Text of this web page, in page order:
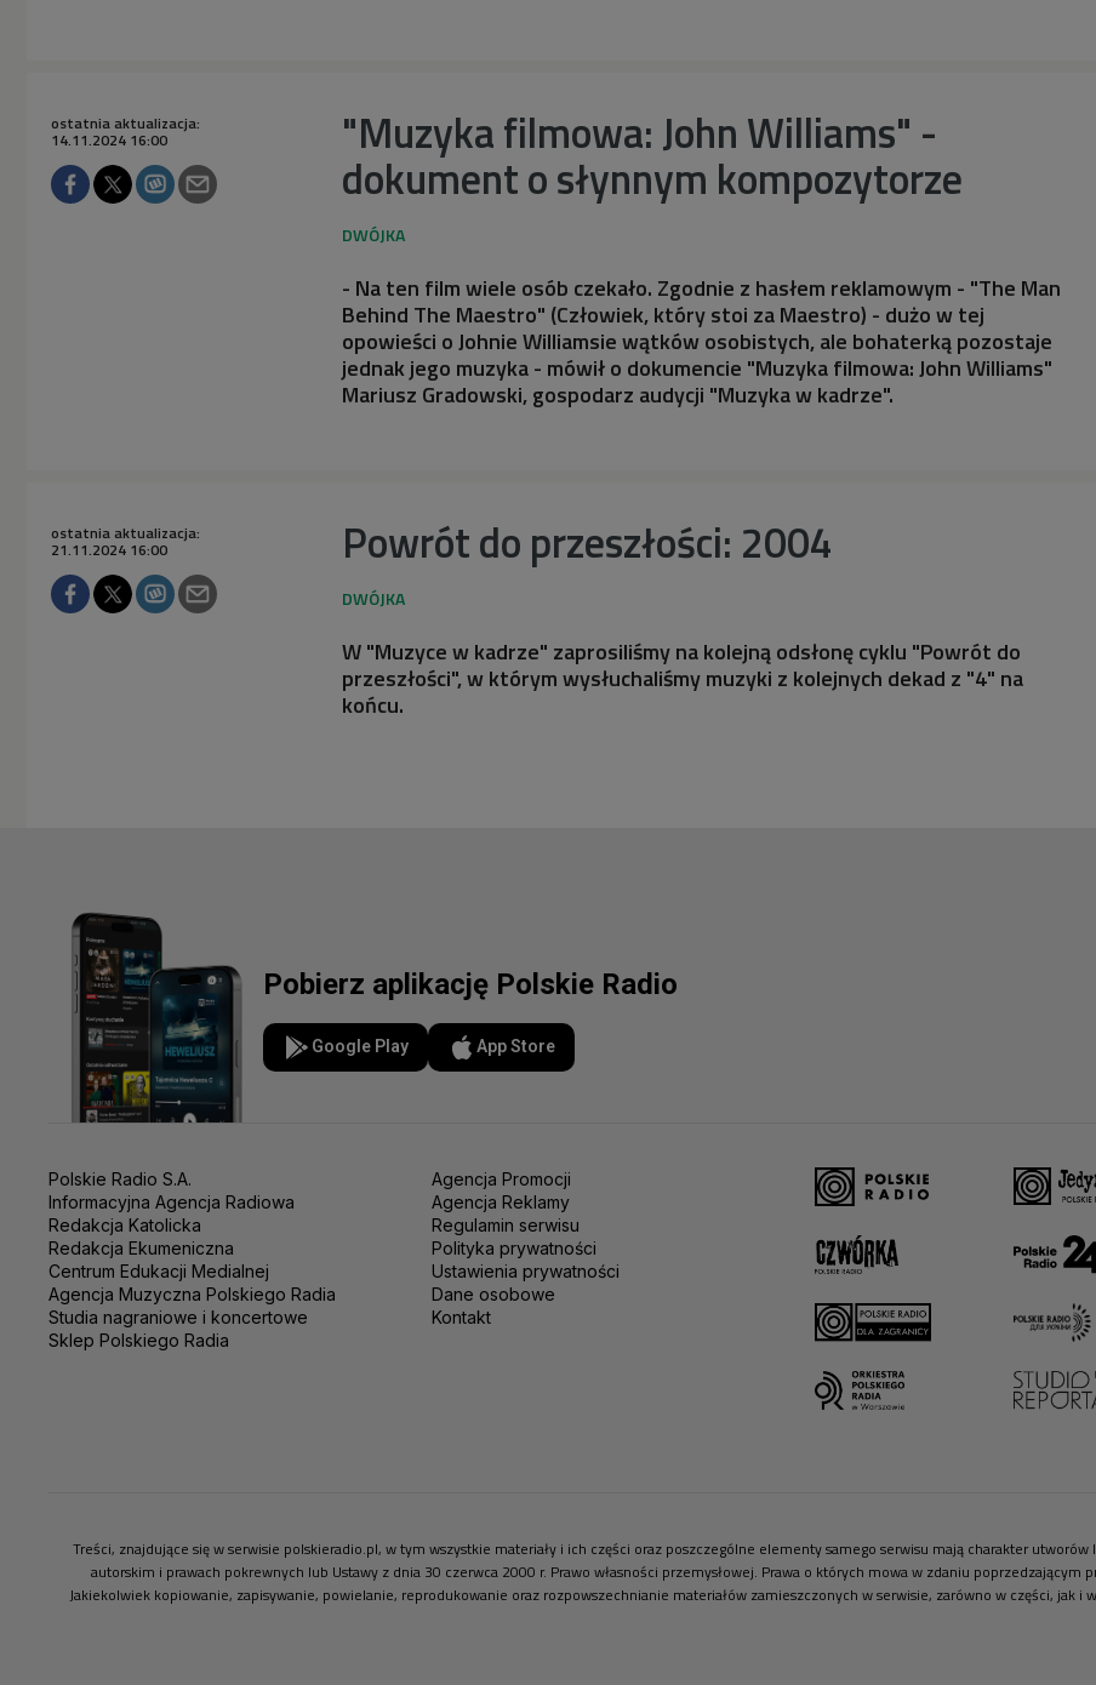
"Muzyka filmowa: John Williams" -
dokument o słynnym kompozytorze
ostatnia aktualizacja:
14.11.2024 16:00
- Na ten film wiele osób czekało. Zgodnie z hasłem reklamowym - "The Man
Behind The Maestro" (Człowiek, który stoi za Maestro) - dużo w tej
opowieści o Johnie Williamsie wątków osobistych, ale bohaterką pozostaje
jednak jego muzyka - mówił o dokumencie "Muzyka filmowa: John Williams"
Mariusz Gradowski, gospodarz audycji "Muzyka w kadrze".
Powrót do przeszłości: 2004
ostatnia aktualizacja:
21.11.2024 16:00
W "Muzyce w kadrze" zaprosiliśmy na kolejną odsłonę cyklu "Powrót do
przeszłości", w którym wysłuchaliśmy muzyki z kolejnych dekad z "4" na
końcu.
Pobierz aplikację Polskie Radio
Google Play App Store
Polskie Radio S.A.
Informacyjna Agencja Radiowa
Redakcja Katolicka
Redakcja Ekumeniczna
Centrum Edukacji Medialnej
Agencja Muzyczna Polskiego Radia
Studia nagraniowe i koncertowe
Sklep Polskiego Radia
Agencja Promocji
Agencja Reklamy
Regulamin serwisu
Polityka prywatności
Ustawienia prywatności
Dane osobowe
Kontakt
Treści, znajdujące się w serwisie polskieradio.pl, w tym wszystkie materiały i ich części oraz poszczególne elementy samego serwisu mają charakter
autorskim i prawach pokrewnych lub Ustawy z dnia 30 czerwca 2000 r. Prawo własności przemysłowej. Prawa o których mowa w zdaniu
Jakiekolwiek kopiowanie, zapisywanie, powielanie, reprodukowanie oraz rozpowszechnianie materiałów zamieszczonych w serwisie, zarówno w części, jak